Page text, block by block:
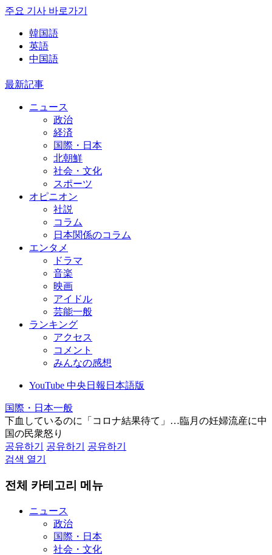
주요 기사 바로가기
韓国語
英語
中国語
最新記事
ニュース
政治
経済
国際・日本
北朝鮮
社会・文化
スポーツ
オピニオン
社説
コラム
日本関係のコラム
エンタメ
ドラマ
音楽
映画
アイドル
芸能一般
ランキング
アクセス
コメント
みんなの感想
YouTube 中央日報日本語版
国際・日本一般
下血しているのに「コロナ結果待て」…臨月の妊婦流産に中
国の民衆怒り
공유하기
공유하기
공유하기
검색 열기
전체 카테고리 메뉴
ニュース
政治
国際・日本
社会・文化